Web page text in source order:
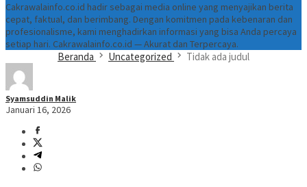
Cakrawalainfo.co.id hadir sebagai media online yang menyajikan berita
cepat, faktual, dan berimbang. Dengan komitmen pada kebenaran dan
profesionalisme, kami menghadirkan informasi yang bisa Anda percaya
setiap hari. Cakrawalainfo.co.id — Akurat dan Terpercaya.
Beranda Uncategorized Tidak ada judul
Syamsuddin Malik
Januari 16, 2026